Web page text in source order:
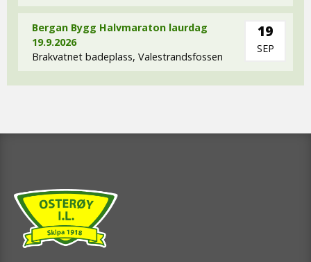
Bergan Bygg Halvmaraton laurdag
19.9.2026
Brakvatnet badeplass, Valestrandsfossen
19
SEP